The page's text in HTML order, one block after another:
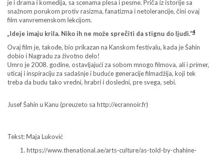
je i drama i komedija, sa scenama plesa i pesme. Priča iz istorije sa
snažnom porukom protiv rasizma, fanatizma i netolerancije, čini ovaj
film vanvremenskom lekcijom.
„Ideje imaju krila. Niko ih ne može sprečiti da stignu do ljudi.“4
Ovaj film je, takođe, bio prikazan na Kanskom festivalu, kada je Šahin
dobio i Nagradu za životno delo!
Umro je 2008. godine, ostavljajući za sobom mnogo filmova, ali i primer,
uticaj i inspiraciju za sadašnje i buduće generacije filmadžija, koji tek
treba da budu tako vredni, hrabri i dosledni, pre svega, sebi.
Jusef Šahin u Kanu (preuzeto sa http://ecrannoir.fr)
Tekst: Maja Luković
https://www.thenational.ae/arts-culture/as-told-by-chahine-